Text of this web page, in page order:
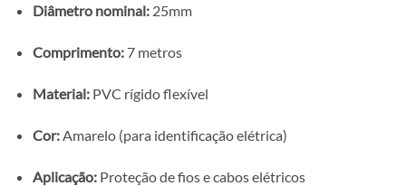
Diâmetro nominal:25mm
Comprimento:7 metros
Material:PVC rígido flexível
Cor:Amarelo (para identificação elétrica)
Aplicação:Proteção de fios e cabos elétricos